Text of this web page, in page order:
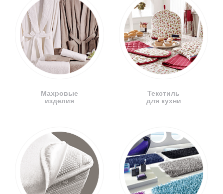
Махровые
изделия
Текстиль
для кухни